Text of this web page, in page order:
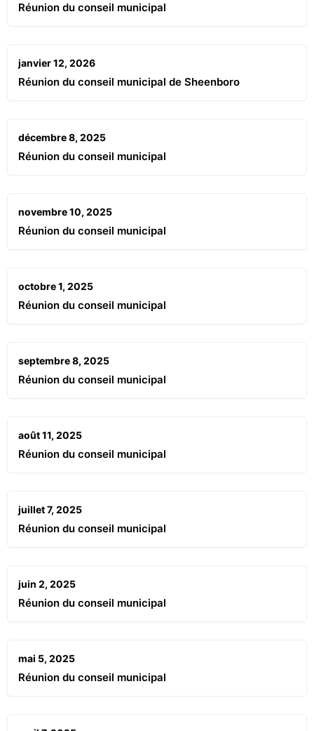
Réunion du conseil municipal
janvier 12, 2026
Réunion du conseil municipal de Sheenboro
décembre 8, 2025
Réunion du conseil municipal
novembre 10, 2025
Réunion du conseil municipal
octobre 1, 2025
Réunion du conseil municipal
septembre 8, 2025
Réunion du conseil municipal
août 11, 2025
Réunion du conseil municipal
juillet 7, 2025
Réunion du conseil municipal
juin 2, 2025
Réunion du conseil municipal
mai 5, 2025
Réunion du conseil municipal